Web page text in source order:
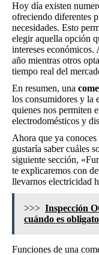
Hoy día existen
ofreciendo diferentes
necesidades. Esto
elegir aquella opción
intereses económicos.
año mientras otros
tiempo real del
En resumen, una
los consumidores y la
quienes nos permiten
electrodomésticos y
Ahora que ya
gustaría saber cuáles
siguiente sección,
te explicaremos con
llevarnos electricidad
>>> Inspección
cuándo es
Funciones de una